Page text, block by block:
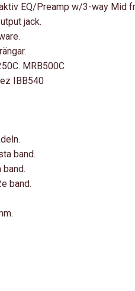
EQ/Preamp w/3-way Mid
jack.
MRB500C
IBB540
band.
band.
band.